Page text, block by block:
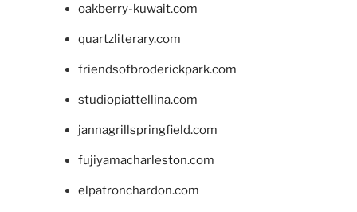
oakberry-kuwait.com
quartzliterary.com
friendsofbroderickpark.com
studiopiattellina.com
jannagrillspringfield.com
fujiyamacharleston.com
elpatronchardon.com